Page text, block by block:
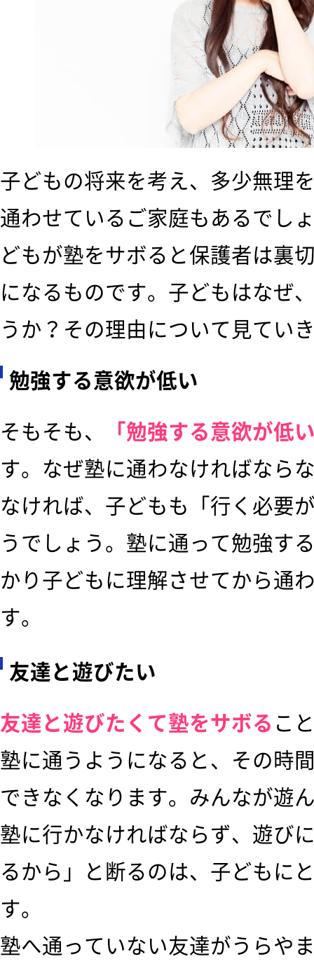
子どもの将来を考え、多少無理
通わせているご家庭もあるでし
どもが塾をサボると保護者は裏
になるものです。子どもはなぜ
うか？その理由について見てい
勉強する意欲が低い
そもそも、
「勉強する意欲が低
す。なぜ塾に通わなければなら
なければ、子どもも「行く必要
うでしょう。塾に通って勉強す
かり子どもに理解させてから通
す。
友達と遊びたい
友達と遊びたくて塾をサボる こ
塾に通うようになると、その時
できなくなります。みんなが遊
塾に行かなければならず、遊び
るから」と断るのは、子どもに
す。
塾へ通っていない友達がうらや